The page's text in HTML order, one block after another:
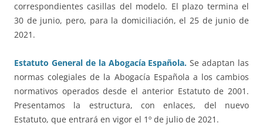
correspondientes casillas del modelo. El plazo termina el
30 de junio, pero, para la domiciliación, el 25 de junio de
2021.
Estatuto General de la Abogacía Española. Se adaptan las
normas colegiales de la Abogacía Española a los cambios
normativos operados desde el anterior Estatuto de 2001.
Presentamos la estructura, con enlaces, del nuevo
Estatuto, que entrará en vigor el 1º de julio de 2021.